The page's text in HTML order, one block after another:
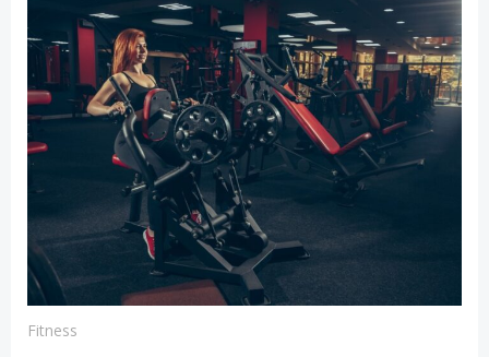
Fitness